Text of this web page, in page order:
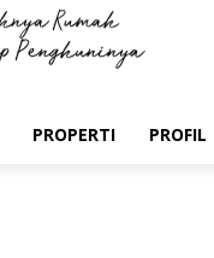
PROPERTI PROFIL